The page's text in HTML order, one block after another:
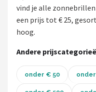
Zonnebrillen
Baby zonnebrillen
POPULAIRE MERKEN
vind je alle
een prijs tot € 25,
hoog.
Andere
onder € 50